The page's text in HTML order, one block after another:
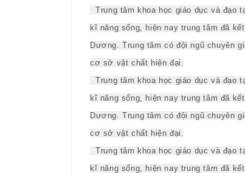
Trung tâm khoa học giáo dục và đạo
kĩ năng sống, hiện nay trung tâm đã
Dương. Trung tâm có đội ngũ chuyên
cơ sở vật chất hiện đại.
Trung tâm khoa học giáo dục và đạo
kĩ năng sống, hiện nay trung tâm đã
Dương. Trung tâm có đội ngũ chuyên
cơ sở vật chất hiện đại.
Trung tâm khoa học giáo dục và đạo
kĩ năng sống, hiện nay trung tâm đã